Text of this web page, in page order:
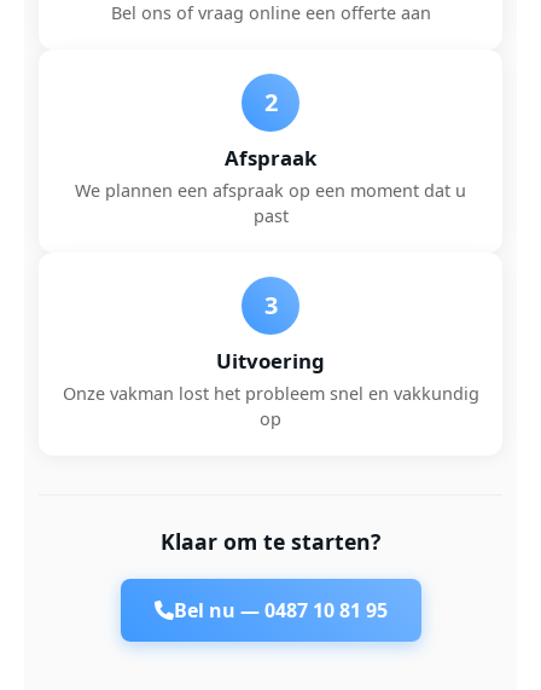
Bel ons of vraag online een offerte aan
2
Afspraak
We plannen een afspraak op een moment dat u
past
3
Uitvoering
Onze vakman lost het probleem snel en vakkundig
op
Klaar om te starten?
Bel nu —0487 10 81 95